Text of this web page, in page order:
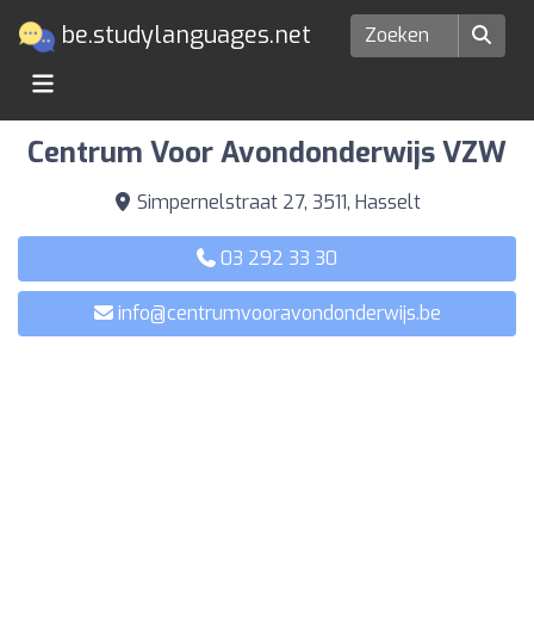
be.studylanguages.net
Centrum Voor Avondonderwijs VZW
Simpernelstraat 27, 3511, Hasselt
03 292 33 30
info@centrumvooravondonderwijs.be